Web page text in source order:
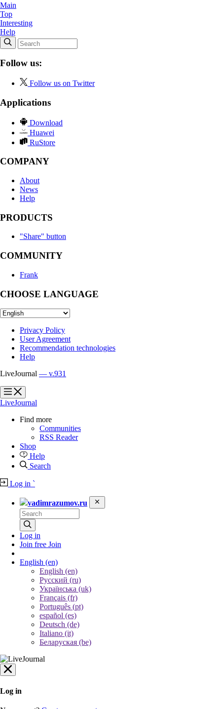
Main
Top
Interesting
Help
Follow us:
Follow us on Twitter
Applications
Download
Huawei
RuStore
COMPANY
About
News
Help
PRODUCTS
"Share" button
COMMUNITY
Frank
CHOOSE LANGUAGE
Privacy Policy
User Agreement
Recommendation technologies
Help
LiveJournal — v.931
?
?
LiveJournal
Find more
Communities
RSS Reader
Shop
Help
Search
Log in `
vadimrazumov.ru
Log in
Join free Join
English (en)
English (en)
Русский (ru)
Українська (uk)
Français (fr)
Português (pt)
español (es)
Deutsch (de)
Italiano (it)
Беларуская (be)
Log in